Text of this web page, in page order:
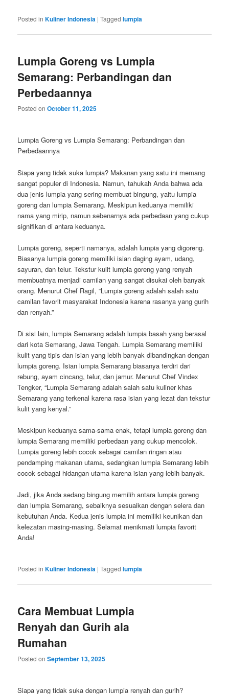
Posted in Kuliner Indonesia |Tagged lumpia
Lumpia Goreng vs Lumpia
Semarang: Perbandingan dan
Perbedaannya
Posted onOctober 11, 2025
Lumpia Goreng vs Lumpia Semarang: Perbandingan dan
Perbedaannya
Siapa yang tidak suka lumpia? Makanan yang satu ini memang
sangat populer di Indonesia. Namun, tahukah Anda bahwa ada
dua jenis lumpia yang sering membuat bingung, yaitu lumpia
goreng dan lumpia Semarang. Meskipun keduanya memiliki
nama yang mirip, namun sebenarnya ada perbedaan yang cukup
signifikan di antara keduanya.
Lumpia goreng, seperti namanya, adalah lumpia yang digoreng.
Biasanya lumpia goreng memiliki isian daging ayam, udang,
sayuran, dan telur. Tekstur kulit lumpia goreng yang renyah
membuatnya menjadi camilan yang sangat disukai oleh banyak
orang. Menurut Chef Ragil, “Lumpia goreng adalah salah satu
camilan favorit masyarakat Indonesia karena rasanya yang gurih
dan renyah.”
Di sisi lain, lumpia Semarang adalah lumpia basah yang berasal
dari kota Semarang, Jawa Tengah. Lumpia Semarang memiliki
kulit yang tipis dan isian yang lebih banyak dibandingkan dengan
lumpia goreng. Isian lumpia Semarang biasanya terdiri dari
rebung, ayam cincang, telur, dan jamur. Menurut Chef Vindex
Tengker, “Lumpia Semarang adalah salah satu kuliner khas
Semarang yang terkenal karena rasa isian yang lezat dan tekstur
kulit yang kenyal.”
Meskipun keduanya sama-sama enak, tetapi lumpia goreng dan
lumpia Semarang memiliki perbedaan yang cukup mencolok.
Lumpia goreng lebih cocok sebagai camilan ringan atau
pendamping makanan utama, sedangkan lumpia Semarang lebih
cocok sebagai hidangan utama karena isian yang lebih banyak.
Jadi, jika Anda sedang bingung memilih antara lumpia goreng
dan lumpia Semarang, sebaiknya sesuaikan dengan selera dan
kebutuhan Anda. Kedua jenis lumpia ini memiliki keunikan dan
kelezatan masing-masing. Selamat menikmati lumpia favorit
Anda!
Posted in Kuliner Indonesia |Tagged lumpia
Cara Membuat Lumpia
Renyah dan Gurih ala
Rumahan
Posted onSeptember 13, 2025
Siapa yang tidak suka dengan lumpia renyah dan gurih?